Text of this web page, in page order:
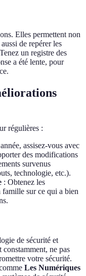
Elles permettent non
de repérer les
un registre des
a été lente, pour
régulières :
assisez-vous avec
des modifications
survenus
technologie, etc.).
: Obtenez les
famille sur ce qui a bien
de sécurité et
ne pas
votre sécurité.
Les Numériques